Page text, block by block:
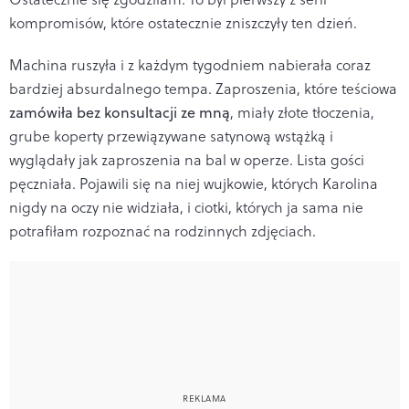
kompromisów, które ostatecznie zniszczyły ten dzień.
Machina ruszyła i z każdym tygodniem nabierała coraz
bardziej absurdalnego tempa. Zaproszenia, które teściowa
zamówiła bez konsultacji ze mną, miały złote tłoczenia,
grube koperty przewiązywane satynową wstążką i
wyglądały jak zaproszenia na bal w operze. Lista gości
pęczniała. Pojawili się na niej wujkowie, których Karolina
nigdy na oczy nie widziała, i ciotki, których ja sama nie
potrafiłam rozpoznać na rodzinnych zdjęciach.